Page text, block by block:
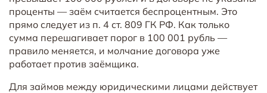
проценты — заём считается беспроцентным. Это
прямо следует из п. 4 ст. 809 ГК РФ. Как только
сумма перешагивает порог в 100 001 рубль —
правило меняется, и молчание договора уже
работает против заёмщика.
Для займов между юридическими лицами действует